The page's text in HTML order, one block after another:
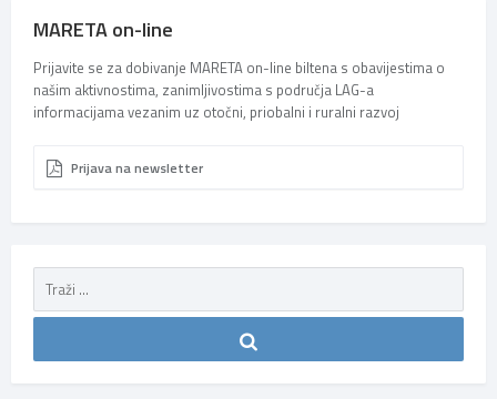
MARETA on-line
Prijavite se za dobivanje MARETA on-line biltena s obavijestima o
našim aktivnostima, zanimljivostima s područja LAG-a
informacijama vezanim uz otočni, priobalni i ruralni razvoj
Prijava na newsletter